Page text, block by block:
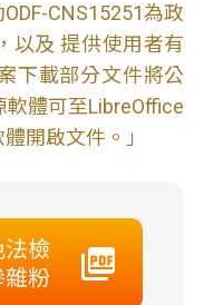
CNS15251為政
以及 提供使用者有
下載部分文件將公
軟體可至LibreOffice
開啟文件。」
法檢
粉